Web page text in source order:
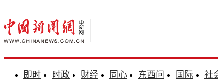
即时 时政 财经 同心 东西问 国际
社